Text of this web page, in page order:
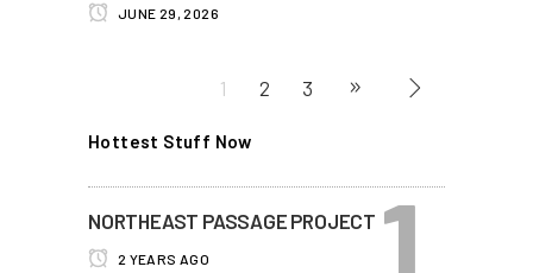
JUNE 29, 2026
1 2 3
Hottest Stuff Now
NORTHEAST PASSAGE PROJECT
2 YEARS AGO